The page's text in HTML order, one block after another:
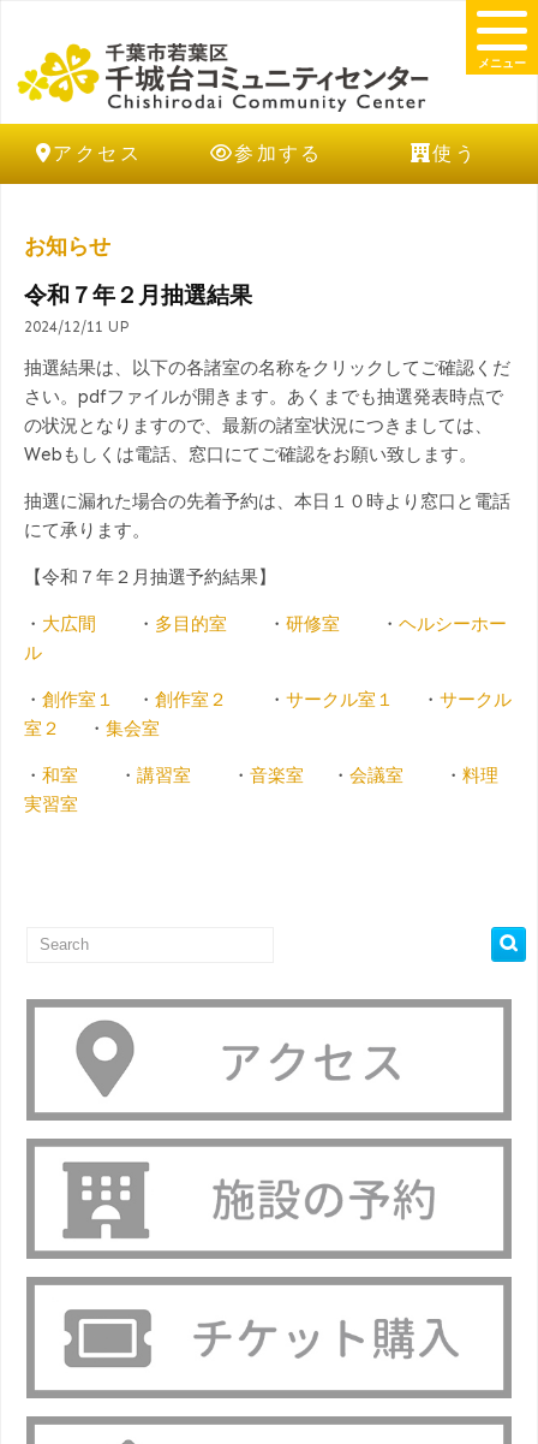
アクセス 参加する 使う
メニュー
お知らせ
令和７年２月抽選結果
2024/12/11 UP
抽選結果は、以下の各諸室の名称をクリックしてご確認くだ
さい。pdfファイルが開きます。あくまでも抽選発表時点で
の状況となりますので、最新の諸室状況につきましては、
Webもしくは電話、窓口にてご確認をお願い致します。
抽選に漏れた場合の先着予約は、本日１０時より窓口と電話
にて承ります。
【令和７年２月抽選予約結果】
・ 大広間 ・ 多目的室 ・ 研修室 ・ ヘルシーホー
ル
・ 創作室１ ・ 創作室２ ・ サークル室１ ・ サークル
室２
・ 集会室
・ 和室 ・ 講習室 ・ 音楽室 ・ 会議室 ・ 料理
実習室